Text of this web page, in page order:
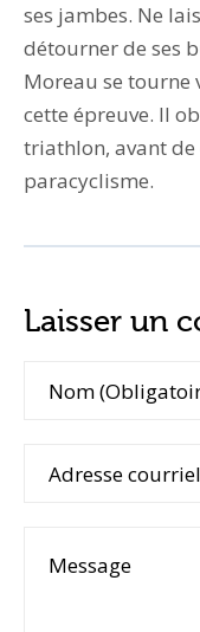
ses jambes. Ne
détourner de ses
Moreau se tourne
cette épreuve. Il
triathlon, avant de
paracyclisme.
Laisser un